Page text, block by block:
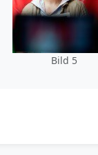
Bild 5